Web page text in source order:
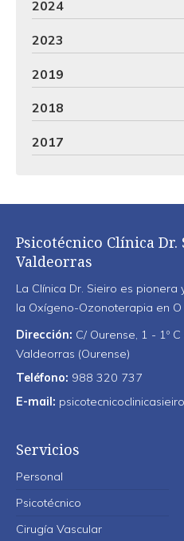
2024
2023
2019
2018
2017
Psicotécnico Clínica Dr.
Valdeorras
La Clínica Dr. Sieiro es
la Oxígeno-Ozonoterapia en
Dirección: C/ Ourense, 1 - 1º
Valdeorras (Ourense)
Teléfono: 988 320 737
E-mail:
Servicios
Personal
Psicotécnico
Cirugía Vascular